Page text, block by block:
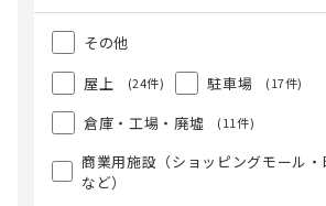
その他
屋上
(24件) 駐車場 (17件)
倉庫・工場・廃墟 (11件)
商業用施設（ショッピングモール
など）